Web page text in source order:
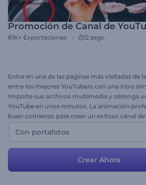
Promoción de Canal de
81K+ Exportaciones 12 segs.
Entre en una de las páginas más visitadas de
entre los mejores YouTubers con una intro
Importe sus archivos multimedia y obtenga
YouTube en unos minutos. La animación
buen comienzo para crear un exitoso canal de
camino un paso más cerca del éxito.
alguno! Esta es la versión de imagen.
Con portafotos
Crear Ahora